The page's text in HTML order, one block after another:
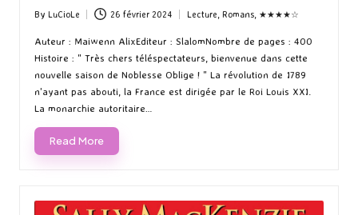
Posted
by
By LuCioLe 26 février 2024
Posted
in
Lecture, Romans, ★★★★☆
Auteur : Maiwenn AlixEditeur : SlalomNombre de pages : 400
Histoire : " Très chers téléspectateurs, bienvenue dans cette
nouvelle saison de Noblesse Oblige ! " La révolution de 1789
n'ayant pas abouti, la France est dirigée par le Roi Louis XXI.
La monarchie autoritaire…
Read More